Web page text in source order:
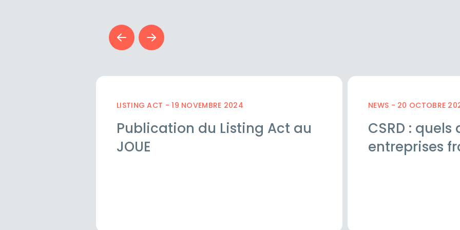
LISTING ACT - 19 NOVEMBRE 2024
Publication du Listing Act au
JOUE
NEWS - 20 OCTOBRE
CSRD :
entreprises